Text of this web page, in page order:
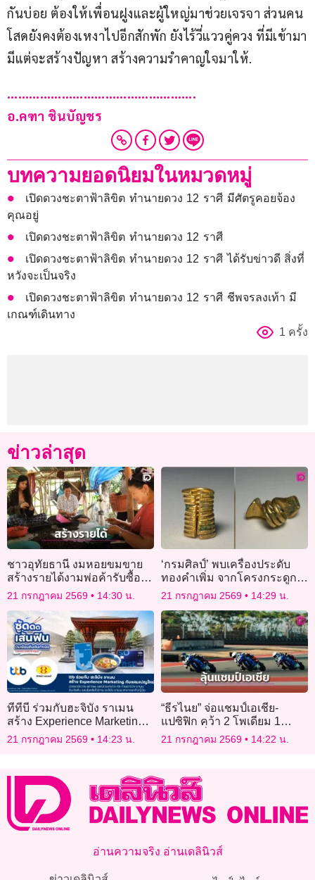
กันบ่อย ต้องให้เพื่อนฝูงและผู้ใหญ่มาช่วยเจรจา ส่วนคน
โสดยังคงต้องเหงาไปอีกสักพัก ยังไร้วี่แววคู่ควง ที่มีเข้ามา
มีแต่จะสร้างปัญหา สร้างความรำคาญใจมาให้.
…………………………………………….
อ.คฑา ชินบัญชร
บทความยอดนิยมในหมวดหมู่
เปิดดวงชะตาฟ้าลิขิต ทำนายดวง 12 ราศี มีศัตรูคอยจ้อง
คุณอยู่
เปิดดวงชะตาฟ้าลิขิต ทำนายดวง 12 ราศี
เปิดดวงชะตาฟ้าลิขิต ทำนายดวง 12 ราศี ได้รับข่าวดี สิ่งที่
หวังจะเป็นจริง
เปิดดวงชะตาฟ้าลิขิต ทำนายดวง 12 ราศี ชีพจรลงเท้า มี
เกณฑ์เดินทาง
1 ครั้ง
ข่าวล่าสุด
ชาวอุทัยธานี งมหอยขมขาย
สร้างรายได้งามพ่อค้ารับซื้อถึง
บ้าน
21 กรกฎาคม 2569 14:30 น.
‘กรมศิลป์’ พบเครื่องประดับ
ทองคำเพิ่ม จากโครงกระดูก
แหล่งโบราณคดีดอนยายทอง
21 กรกฎาคม 2569 14:29 น.
ทีทีบี ร่วมกับฮะจิบัง ราเมน
สร้าง Experience Marketing
พร้อมเสิร์ฟแคมเปญใหม่ ให้
คุ้มมากกว่าเดิม
21 กรกฎาคม 2569 14:23 น.
“ธีรไนย” จ่อแชมป์เอเชีย-
แปซิฟิก คว้า 2 โพเดียม 1
ชัยชนะ ที่มันดาลิกา”อิงค์”
พัฒนาต่อเนื่อง ไล่แซงคู่แข่งทั้ง
21 กรกฎาคม 2569 14:22 น.
อ่านความจริง อ่านเดลินิวส์